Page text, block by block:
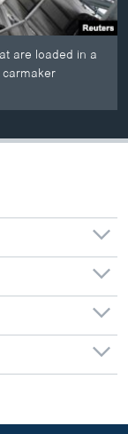
are loaded in a